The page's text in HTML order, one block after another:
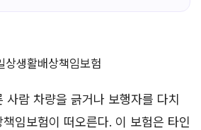
사람 차량을 긁거나 보행자를 다치
임보험이 떠오른다. 이 보험은 타인